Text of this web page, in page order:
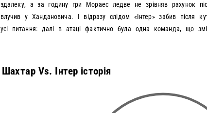
здалеку, а за годину гри Мораес ледве не зрівняв рахунок
влучив у Хандановича. І відразу слідом «Інтер» забив після
усі питання: далі в атаці фактично була одна команда, що
Шахтар Vs. Інтер історія